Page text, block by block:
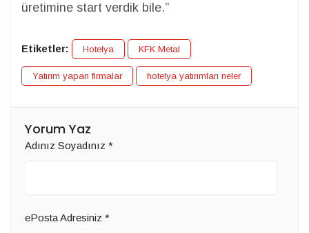
üretimine start verdik bile.”
Etiketler: Hotelya KFK Metal
Yatırım yapan firmalar hotelya yatırımları neler
Yorum Yaz
Adınız Soyadınız *
ePosta Adresiniz *